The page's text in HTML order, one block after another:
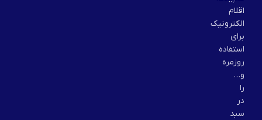
اقلام
الکترونیک
برای
استفاده
روزمره
و…
را
در
سبد